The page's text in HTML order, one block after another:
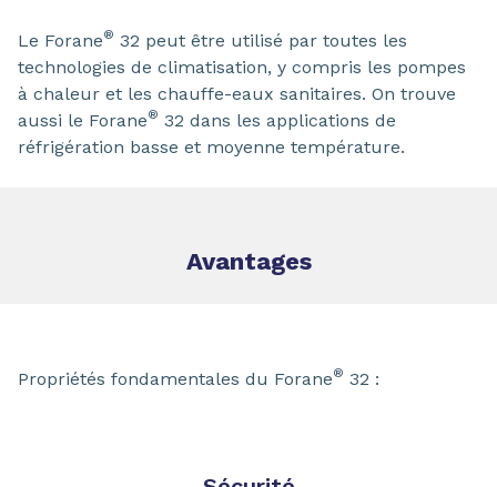
Le Forane® 32 peut être utilisé par toutes les
technologies de climatisation, y compris les pompes
à chaleur et les chauffe-eaux sanitaires. On trouve
aussi le Forane® 32 dans les applications de
réfrigération basse et moyenne température.
Avantages
Propriétés fondamentales du Forane® 32 :